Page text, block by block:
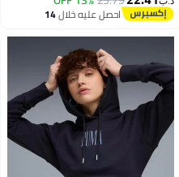
احصل عليه خلال14